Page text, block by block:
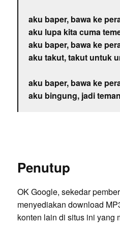
aku baper, bawa ke
aku lupa kita cuma
aku baper, bawa ke
aku takut, takut untuk
aku baper, bawa ke
aku bingung, jadi
Penutup
OK Google, sekedar
menyediakan download
konten lain di situs ini yang